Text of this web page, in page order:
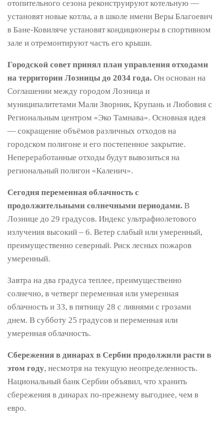
отопительного сезона реконструируют котельную —
установят новые котлы, а в школе имени Веры Благоевич
в Бане-Ковиляче установят кондиционеры в спортивном
зале и отремонтируют часть его крыши.
Городской совет принял план управления отходами
на территории Лозницы до 2034 года. Он основан на
Соглашении между городом Лозница и
муниципалитетами Мали Зворник, Крупань и Любовия с
Региональным центром «Эко Тамнава». Основная идея
— сокращение объёмов различных отходов на
городском полигоне и его постепенное закрытие.
Непереработанные отходы будут вывозиться на
региональный полигон «Каленич».
Сегодня переменная облачность с
продолжительными солнечными периодами. В
Лознице до 29 градусов. Индекс ультрафиолетового
излучения высокий – 6. Ветер слабый или умеренный,
преимущественно северный. Риск лесных пожаров
умеренный.
Завтра на два градуса теплее, преимущественно
солнечно, в четверг переменная или умеренная
облачность и 33, в пятницу 28 с ливнями с грозами
днем. В субботу 25 градусов и переменная или
умеренная облачность.
Сбережения в динарах в Сербии продолжили расти в
этом году, несмотря на текущую неопределенность.
Национальный банк Сербии объявил, что хранить
сбережения в динарах по-прежнему выгоднее, чем в
евро.